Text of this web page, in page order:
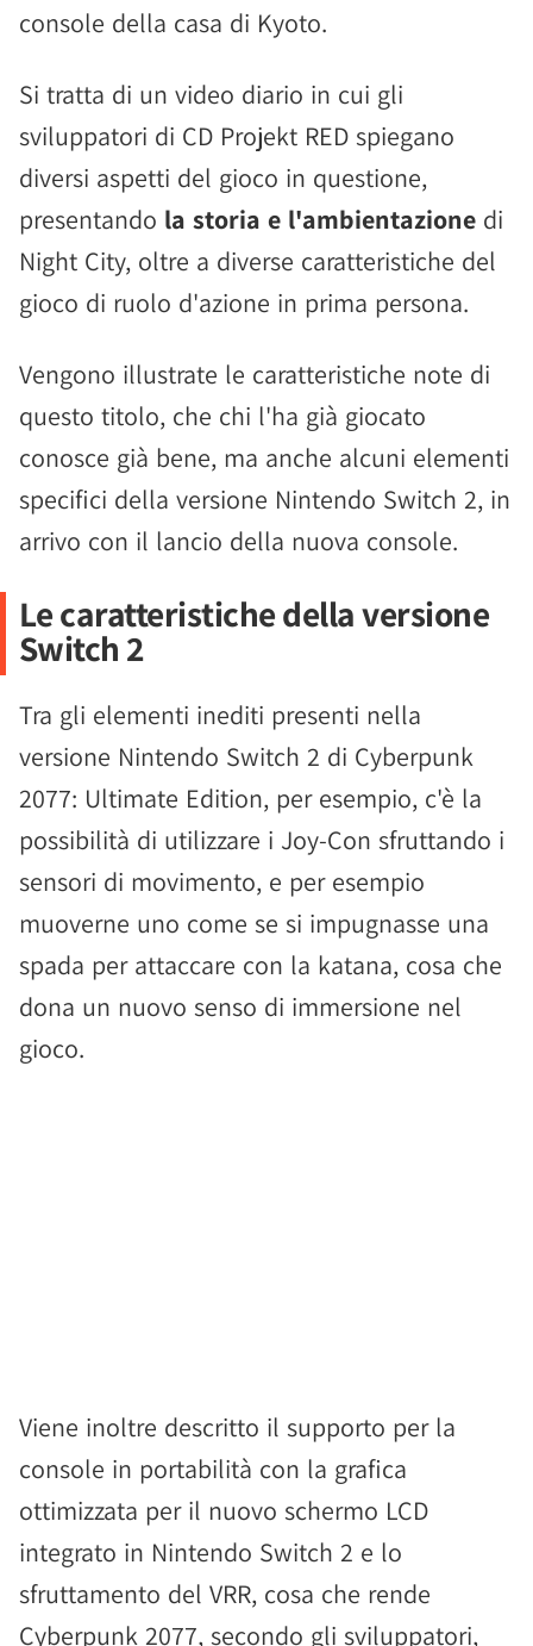
console della casa di Kyoto.
Si tratta di un video diario in cui gli
sviluppatori di CD Projekt RED spiegano
diversi aspetti del gioco in questione,
presentando la storia e l'ambientazione di
Night City, oltre a diverse caratteristiche del
gioco di ruolo d'azione in prima persona.
Vengono illustrate le caratteristiche note di
questo titolo, che chi l'ha già giocato
conosce già bene, ma anche alcuni elementi
specifici della versione Nintendo Switch 2, in
arrivo con il lancio della nuova console.
Le caratteristiche della versione
Switch 2
Tra gli elementi inediti presenti nella
versione Nintendo Switch 2 di Cyberpunk
2077: Ultimate Edition, per esempio, c'è la
possibilità di utilizzare i Joy-Con sfruttando i
sensori di movimento, e per esempio
muoverne uno come se si impugnasse una
spada per attaccare con la katana, cosa che
dona un nuovo senso di immersione nel
gioco.
Viene inoltre descritto il supporto per la
console in portabilità con la grafica
ottimizzata per il nuovo schermo LCD
integrato in Nintendo Switch 2 e lo
sfruttamento del VRR, cosa che rende
Cyberpunk 2077, secondo gli sviluppatori,